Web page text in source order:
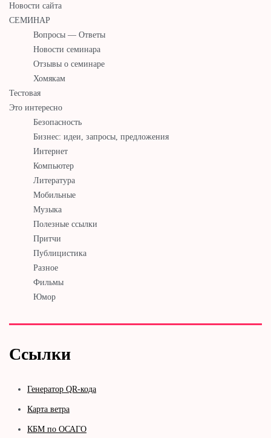
Новости сайта
СЕМИНАР
Вопросы — Ответы
Новости семинара
Отзывы о семинаре
Хомякам
Тестовая
Это интересно
Безопасность
Бизнес: идеи, запросы, предложения
Интернет
Компьютер
Литература
Мобильные
Музыка
Полезные ссылки
Притчи
Публицистика
Разное
Фильмы
Юмор
Ссылки
Генератор QR-кода
Карта ветра
КБМ по ОСАГО